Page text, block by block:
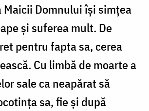
Maicii Domnului își simțea
și suferea mult. De
pentru fapta sa, cerea
Cu limbă de moarte a
sale ca neapărat să
sa, fie şi după